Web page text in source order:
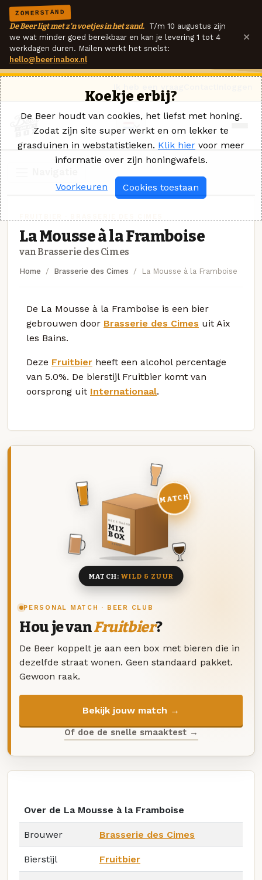
ZOMERSTAND
De Beer ligt met z'n voetjes in het zand. T/m 10 augustus zijn
we wat minder goed bereikbaar en kan je levering 1 tot 4
werkdagen duren. Mailen werkt het snelst:
hello@beerinabox.nl
×
La Mousse à la Framboise
van Brasserie des Cimes
Home Brasserie des Cimes La Mousse à la Framboise
De La Mousse à la Framboise is een bier
gebrouwen door Brasserie des Cimes uit Aix
les Bains.
Deze Fruitbier heeft een alcohol percentage
van 5.0%. De bierstijl Fruitbier komt van
oorsprong uit Internationaal.
PERSONAL MATCH · BEER CLUB
Hou je vanFruitbier?
De Beer koppelt je aan een box met bieren die in
dezelfde straat wonen. Geen standaard pakket.
Gewoon raak.
Bekijk jouw match →
Of doe de snelle smaaktest →
DEZE MAAND
MIX
BOX
8 BIEREN
MATCH
MATCH:WILD & ZUUR
Over de La Mousse à la Framboise
Brouwer Brasserie des Cimes
Bierstijl Fruitbier
Koekje erbij?
De Beer houdt van cookies, het liefst met honing.
Zodat zijn site super werkt en om lekker te
grasduinen in webstatistieken. Klik hier voor meer
informatie over zijn honingwafels.
Voorkeuren Cookies toestaan